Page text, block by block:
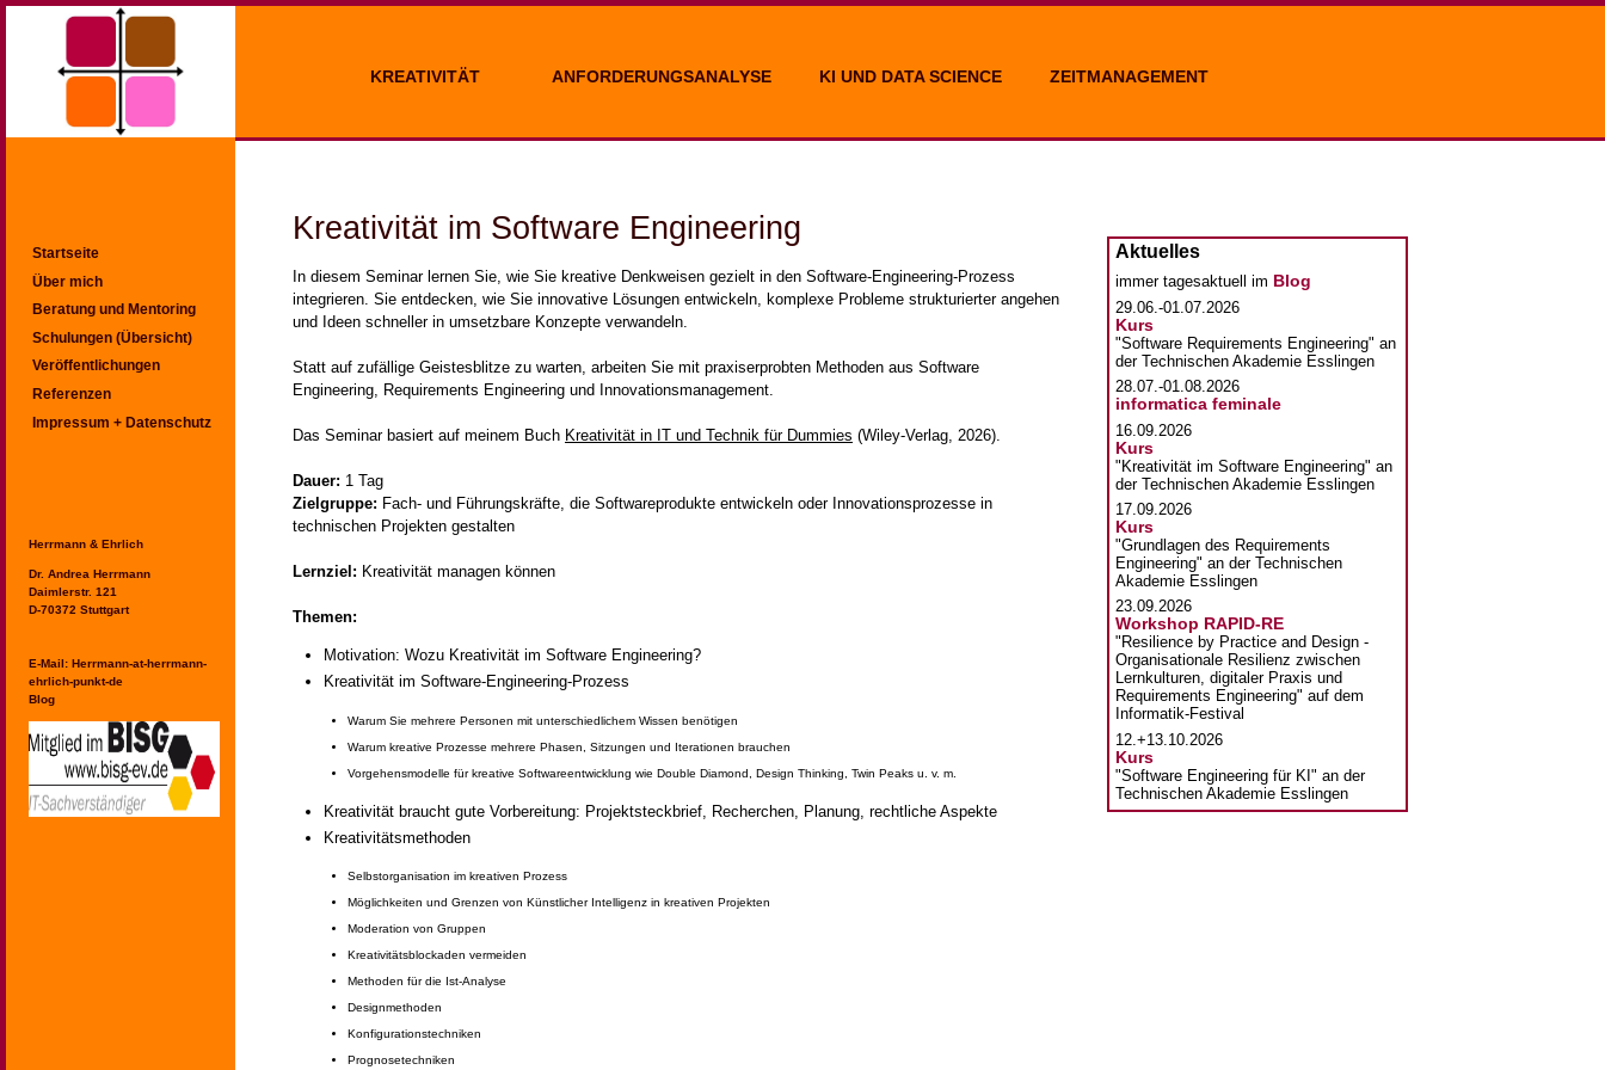
Startseite
Über mich
Beratung und Mentoring
Schulungen (Übersicht)
Veröffentlichungen
Referenzen
Impressum + Datenschutz
Herrmann & Ehrlich
Dr. Andrea Herrmann
Daimlerstr. 121
D-70372 Stuttgart
E-Mail: Herrmann-at-herrmann-
ehrlich-punkt-de
Blog
KREATIVITÄT ANFORDERUNGSANALYSE KI UND DATA SCIENCE ZEITMANAGEMENT
Kreativität im Software Engineering
In diesem Seminar lernen Sie, wie Sie kreative Denkweisen gezielt in den Software-Engineering-Prozess
integrieren. Sie entdecken, wie Sie innovative Lösungen entwickeln, komplexe Probleme strukturierter angehen
und Ideen schneller in umsetzbare Konzepte verwandeln.
Statt auf zufällige Geistesblitze zu warten, arbeiten Sie mit praxiserprobten Methoden aus Software
Engineering, Requirements Engineering und Innovationsmanagement.
Das Seminar basiert auf meinem Buch Kreativität in IT und Technik für Dummies (Wiley-Verlag, 2026).
Dauer: 1 Tag
Zielgruppe: Fach- und Führungskräfte, die Softwareprodukte entwickeln oder Innovationsprozesse in
technischen Projekten gestalten
Lernziel: Kreativität managen können
Themen:
Motivation: Wozu Kreativität im Software Engineering?
Kreativität im Software-Engineering-Prozess
Warum Sie mehrere Personen mit unterschiedlichem Wissen benötigen
Warum kreative Prozesse mehrere Phasen, Sitzungen und Iterationen brauchen
Vorgehensmodelle für kreative Softwareentwicklung wie Double Diamond, Design Thinking, Twin Peaks u. v. m.
Kreativität braucht gute Vorbereitung: Projektsteckbrief, Recherchen, Planung, rechtliche Aspekte
Kreativitätsmethoden
Selbstorganisation im kreativen Prozess
Möglichkeiten und Grenzen von Künstlicher Intelligenz in kreativen Projekten
Moderation von Gruppen
Kreativitätsblockaden vermeiden
Methoden für die Ist-Analyse
Designmethoden
Konfigurationstechniken
Prognosetechniken
Aktuelles
immer tagesaktuell im Blog
29.06.-01.07.2026
Kurs
"Software Requirements Engineering" an
der Technischen Akademie Esslingen
28.07.-01.08.2026
informatica feminale
16.09.2026
Kurs
"Kreativität im Software Engineering" an
der Technischen Akademie Esslingen
17.09.2026
Kurs
"Grundlagen des Requirements
Engineering" an der Technischen
Akademie Esslingen
23.09.2026
Workshop RAPID-RE
"Resilience by Practice and Design -
Organisationale Resilienz zwischen
Lernkulturen, digitaler Praxis und
Requirements Engineering" auf dem
Informatik-Festival
12.+13.10.2026
Kurs
"Software Engineering für KI" an der
Technischen Akademie Esslingen